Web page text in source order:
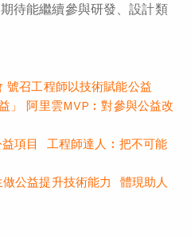
待能繼續參與研發、設計類
號召工程師以技術賦能公益
」 阿里雲MVP︰對參與公益改
益項目 工程師達人︰把不可能
做公益提升技術能力 體現助人